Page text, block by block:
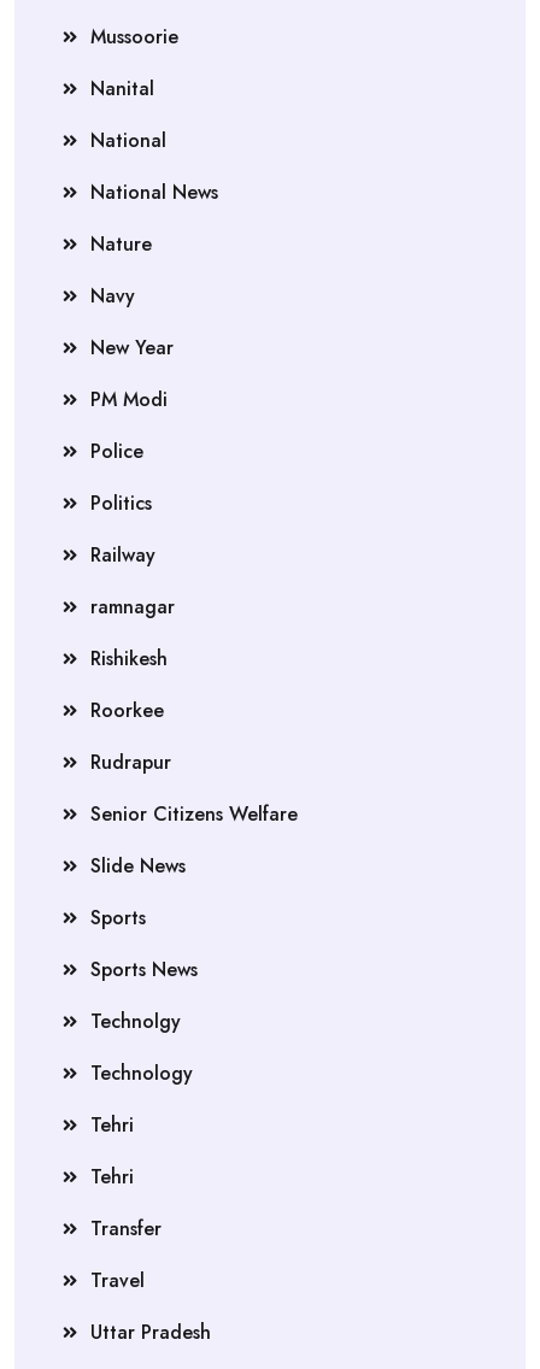
Mussoorie
Nanital
National
National News
Nature
Navy
New Year
PM Modi
Police
Politics
Railway
ramnagar
Rishikesh
Roorkee
Rudrapur
Senior Citizens Welfare
Slide News
Sports
Sports News
Technolgy
Technology
Tehri
Tehri
Transfer
Travel
Uttar Pradesh